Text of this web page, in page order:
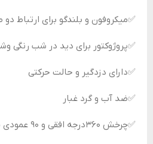
✅️میکروفون و بلندگو برای ارتباط دو
✅پروژوکتور برای دید در شب رنگی
✅دارای دزدگیر و حالت حرکتی
✅ضد آب و گرد غبار
✅چرخش ۳۶۰درجه افقی و ۹۰ عمودی با موتوری پرقدرت